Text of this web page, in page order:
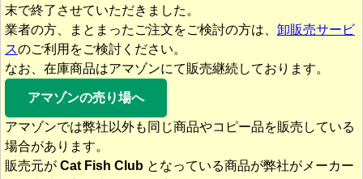
末で終了させていただきました。
業者の方、まとまったご注文をご検討の方は、 卸販売サービ
スのご利用をご検討ください。
なお、在庫商品はアマゾンにて販売継続しております。
アマゾンの売り場へ
アマゾンでは弊社以外も同じ商品やコピー品を販売している
場合があります。
販売元が Cat Fish Club となっている商品が弊社がメーカー